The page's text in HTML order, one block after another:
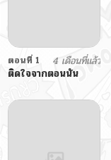
ตอนที่ 1
4 เดือนที่แล้ว
ติดใจจากตอนนั้น